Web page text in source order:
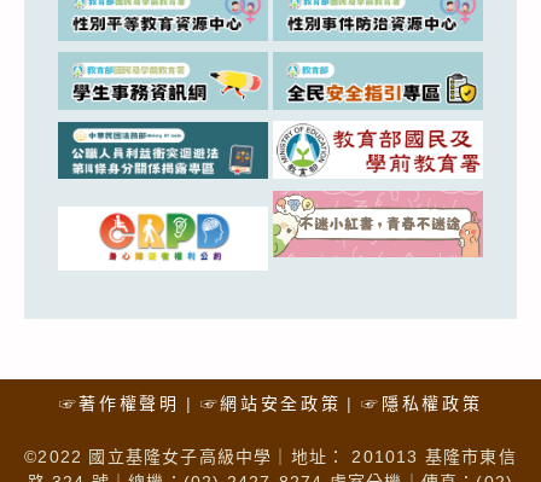
☞著作權聲明 ☞網站安全政策 ☞隱私權政策
©2022 國立基隆女子高級中學｜地址： 201013 基隆市東信